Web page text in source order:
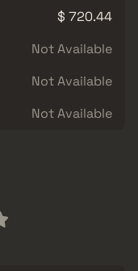
$ 720.44
Not Available
Not Available
Not Available